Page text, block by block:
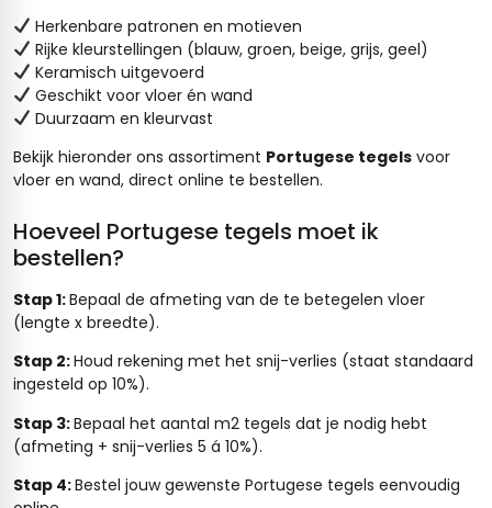
Herkenbare patronen en motieven
Rijke kleurstellingen (blauw, groen, beige, grijs, geel)
Keramisch uitgevoerd
Geschikt voor vloer én wand
Duurzaam en kleurvast
Bekijk hieronder ons assortiment Portugese tegels voor
vloer en wand, direct online te bestellen.
Hoeveel Portugese tegels moet ik
bestellen?
Stap 1:Bepaal de afmeting van de te betegelen vloer
(lengte x breedte).
Stap 2:Houd rekening met het snij-verlies (staat standaard
ingesteld op 10%).
Stap 3:Bepaal het aantal m2 tegels dat je nodig hebt
(afmeting + snij-verlies 5 á 10%).
Stap 4:Bestel jouw gewenste Portugese tegels eenvoudig